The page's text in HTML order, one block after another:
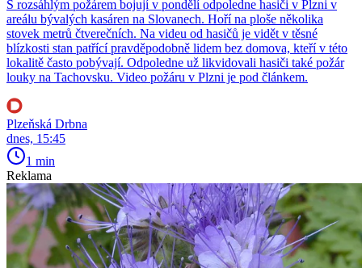
S rozsáhlým požárem bojují v pondělí odpoledne hasiči v Plzni v
areálu bývalých kasáren na Slovanech. Hoří na ploše několika
stovek metrů čtverečních. Na videu od hasičů je vidět v těsné
blízkosti stan patřící pravděpodobně lidem bez domova, kteří v této
lokalitě často pobývají. Odpoledne už likvidovali hasiči také požár
louky na Tachovsku. Video požáru v Plzni je pod článkem.
Plzeňská Drbna
dnes, 15:45
1 min
Reklama